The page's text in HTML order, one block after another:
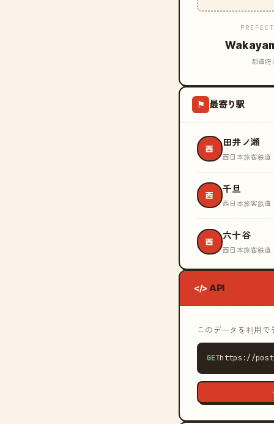
都道府
⚑ 最寄り駅
西
田井ノ瀬
西日本旅客鉄道
西
千旦
西日本旅客鉄道
西
六十谷
西日本旅客鉄道
</> API
このデータを利用で
GEThttps://